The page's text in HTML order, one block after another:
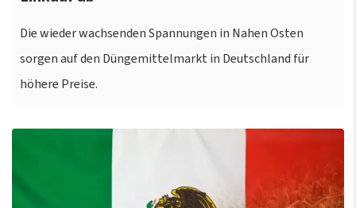
Die wieder wachsenden Spannungen in Nahen Osten
sorgen auf den Düngemittelmarkt in Deutschland für
höhere Preise.